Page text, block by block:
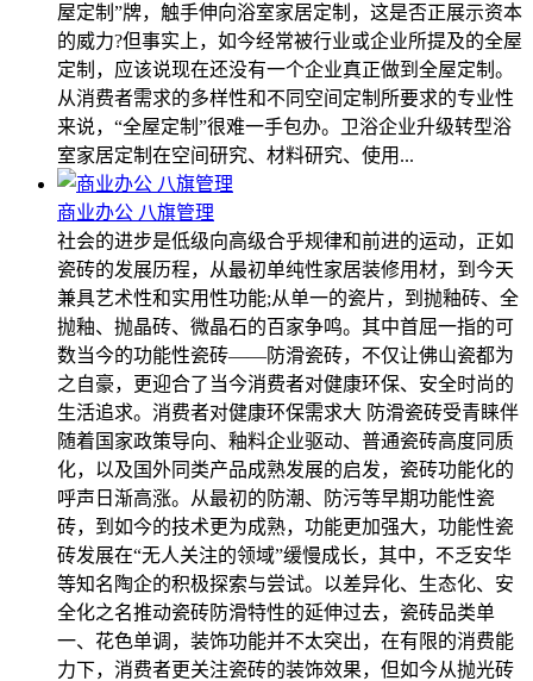
屋定制”牌，触手伸向浴室家居定制，这是否正展示资本
的威力?但事实上，如今经常被行业或企业所提及的全屋
定制，应该说现在还没有一个企业真正做到全屋定制。
从消费者需求的多样性和不同空间定制所要求的专业性
来说，“全屋定制”很难一手包办。卫浴企业升级转型浴
室家居定制在空间研究、材料研究、使用...
商业办公 八旗管理
社会的进步是低级向高级合乎规律和前进的运动，正如
瓷砖的发展历程，从最初单纯性家居装修用材，到今天
兼具艺术性和实用性功能;从单一的瓷片，到抛釉砖、全
抛釉、抛晶砖、微晶石的百家争鸣。其中首屈一指的可
数当今的功能性瓷砖——防滑瓷砖，不仅让佛山瓷都为
之自豪，更迎合了当今消费者对健康环保、安全时尚的
生活追求。消费者对健康环保需求大 防滑瓷砖受青睐伴
随着国家政策导向、釉料企业驱动、普通瓷砖高度同质
化，以及国外同类产品成熟发展的启发，瓷砖功能化的
呼声日渐高涨。从最初的防潮、防污等早期功能性瓷
砖，到如今的技术更为成熟，功能更加强大，功能性瓷
砖发展在“无人关注的领域”缓慢成长，其中，不乏安华
等知名陶企的积极探索与尝试。以差异化、生态化、安
全化之名推动瓷砖防滑特性的延伸过去，瓷砖品类单
一、花色单调，装饰功能并不太突出，在有限的消费能
力下，消费者更关注瓷砖的装饰效果，但如今从抛光砖